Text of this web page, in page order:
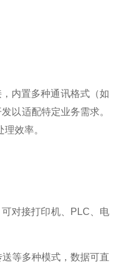
内置多种通讯格式（如
以适配特定业务需求。
效率。
对接打印机、PLC、电
等多种模式，数据可直